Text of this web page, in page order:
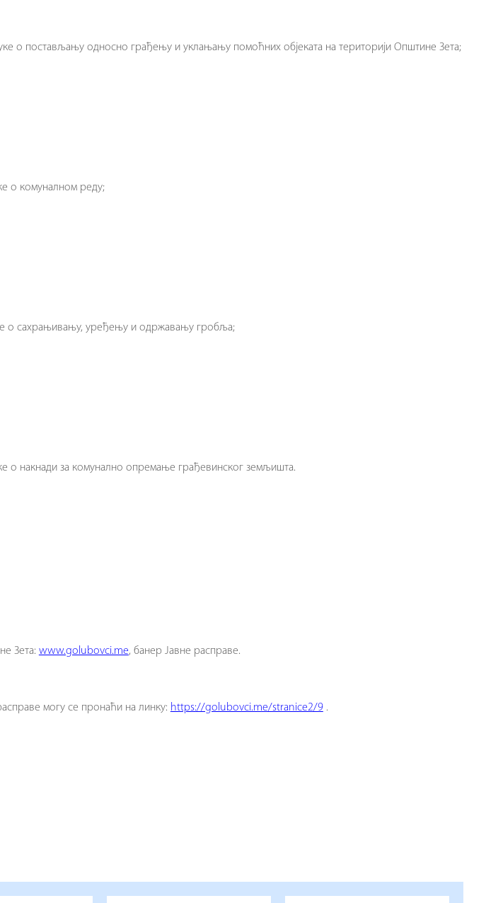
о постављању односно грађењу и уклањању помоћних објеката на територији Општине Зета;
о комуналном реду;
о сахрањивању, уређењу и одржавању гробља;
о накнади за комунално опремање грађевинског земљишта.
Зета: www.golubovci.me, банер Јавне расправе.
могу се пронаћи на линку: https://golubovci.me/stranice2/9.